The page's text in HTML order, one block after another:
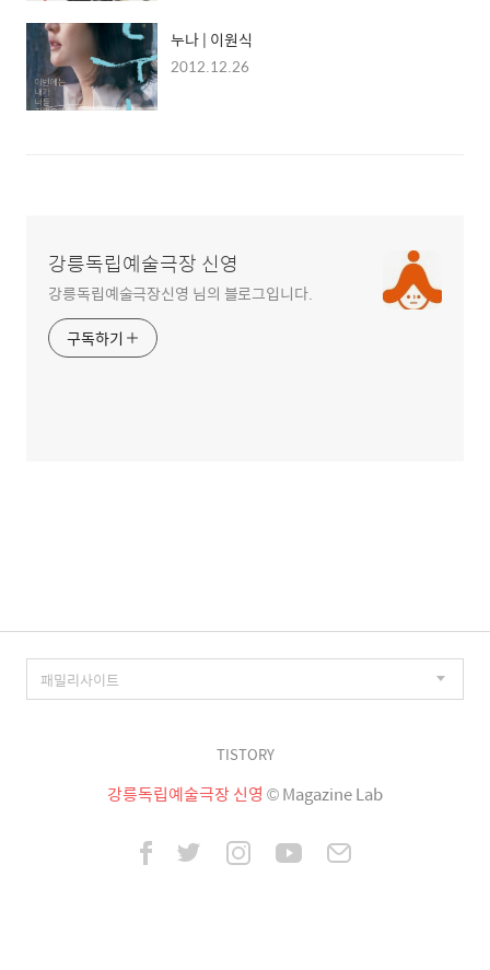
누나 | 이원식
2012.12.26
강릉독립예술극장 신영
강릉독립예술극장신영 님의 블로그입니다.
구독하기
TISTORY
강릉독립예술극장 신영 © Magazine Lab